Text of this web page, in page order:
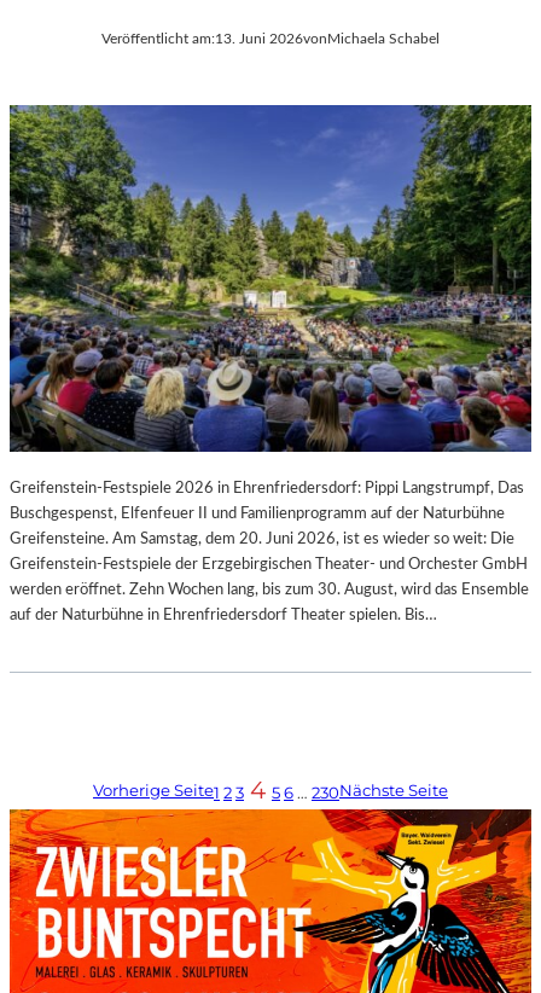
Veröffentlicht am:13. Juni 2026von Michaela Schabel
Greifenstein-Festspiele 2026 in Ehrenfriedersdorf: Pippi Langstrumpf, Das
Buschgespenst, Elfenfeuer II und Familienprogramm auf der Naturbühne
Greifensteine. Am Samstag, dem 20. Juni 2026, ist es wieder so weit: Die
Greifenstein-Festspiele der Erzgebirgischen Theater- und Orchester GmbH
werden eröffnet. Zehn Wochen lang, bis zum 30. August, wird das Ensemble
auf der Naturbühne in Ehrenfriedersdorf Theater spielen. Bis…
Vorherige Seite1 23 4 56… 230Nächste Seite